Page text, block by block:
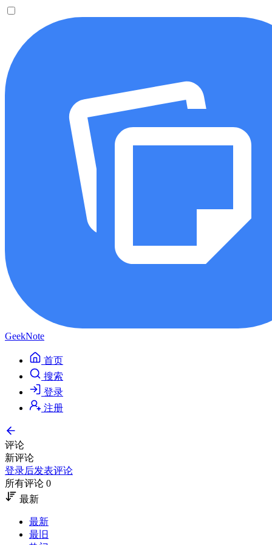
GeekNote
首页
搜索
登录
注册
评论
新评论
登录后发表评论
所有评论 0
最新
最新
最旧